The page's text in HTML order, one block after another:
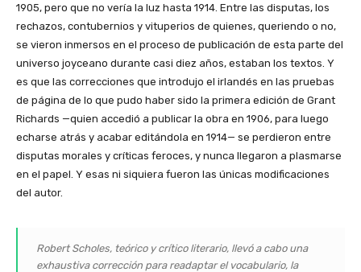
1905, pero que no vería la luz hasta 1914. Entre las disputas, los
rechazos, contubernios y vituperios de quienes, queriendo o no,
se vieron inmersos en el proceso de publicación de esta parte del
universo joyceano durante casi diez años, estaban los textos. Y
es que las correcciones que introdujo el irlandés en las pruebas
de página de lo que pudo haber sido la primera edición de Grant
Richards —quien accedió a publicar la obra en 1906, para luego
echarse atrás y acabar editándola en 1914— se perdieron entre
disputas morales y críticas feroces, y nunca llegaron a plasmarse
en el papel. Y esas ni siquiera fueron las únicas modificaciones
del autor.
Robert Scholes, teórico y crítico literario, llevó a cabo una
exhaustiva corrección para readaptar el vocabulario, la